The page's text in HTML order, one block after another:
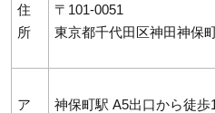
住
所
〒101-0051
東京都千代田区神田神保
ア
神保町駅 A5出口から徒歩